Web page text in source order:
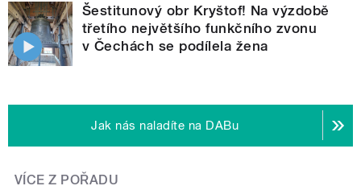
Šestitunový obr Kryštof! Na výzdobě
třetího největšího funkčního zvonu
v Čechách se podílela žena
Jak nás naladíte na DABu
VÍCE Z POŘADU